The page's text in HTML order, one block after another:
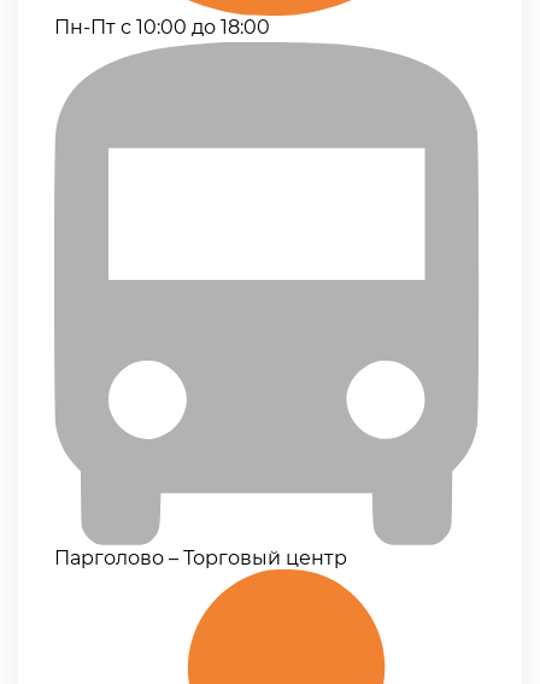
Пн-Пт с 10:00 до 18:00
Парголово – Торговый центр